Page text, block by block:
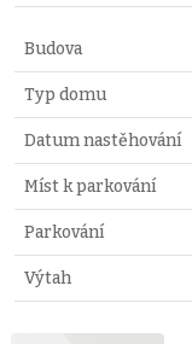
Budova
Typ domu
Datum nastěhování
Míst k parkování
Parkování
Výtah